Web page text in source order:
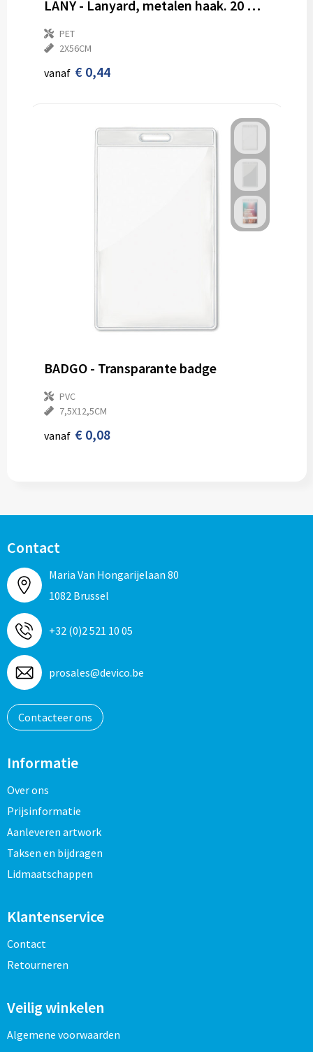
LANY - Lanyard, metalen haak. 20 mm
PET
2X56CM
vanaf € 0,44
BADGO - Transparante badge
PVC
7,5X12,5CM
vanaf € 0,08
Contact
Maria Van Hongarijelaan 80
1082 Brussel
+32 (0)2 521 10 05
prosales@devico.be
Contacteer ons
Informatie
Over ons
Prijsinformatie
Aanleveren artwork
Taksen en bijdragen
Lidmaatschappen
Klantenservice
Contact
Retourneren
Veilig winkelen
Algemene voorwaarden